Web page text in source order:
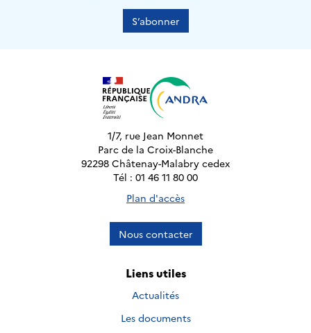
S’abonner
1/7, rue Jean Monnet
Parc de la Croix-Blanche
92298 Châtenay-Malabry cedex
Tél : 01 46 11 80 00
Plan d'accès
Nous contacter
Liens utiles
Actualités
Les documents